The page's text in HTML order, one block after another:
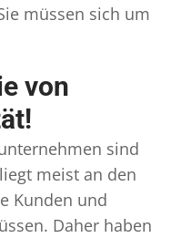
müssen sich um
von
sind
meist an den
Kunden und
Daher haben